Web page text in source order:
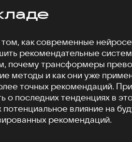
как современные
рекомендательные
почему трансформеры
методы и как они уже
точных рекомендаций.
о последних тенденциях в
потенциальное влияние на
рекомендаций.